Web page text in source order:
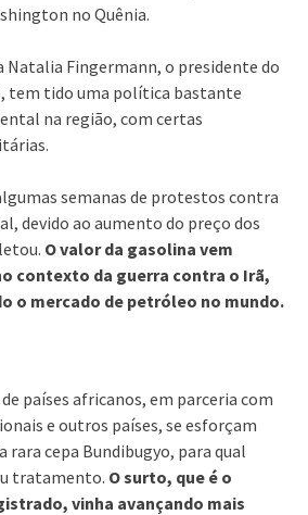
no Quênia.
Natalia Fingermann, o presidente do
tem tido uma política bastante
na região, com certas
semanas de protestos contra
devido ao aumento do preço dos
O valor da gasolina vem
contexto da guerra contra o Irã,
o mercado de petróleo no mundo.
países africanos, em parceria com
e outros países, se esforçam
rara cepa Bundibugyo, para qual
tratamento. O surto, que é o
vinha avançando mais